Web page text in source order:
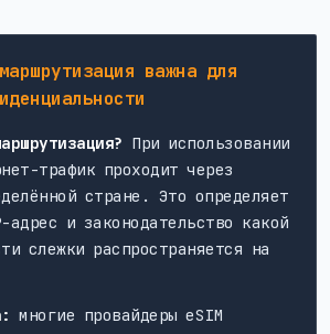
важна для
При использовании
трафик проходит через
стране. Это определяет
и законодательство какой
слежки распространяется на
многие провайдеры eSIM